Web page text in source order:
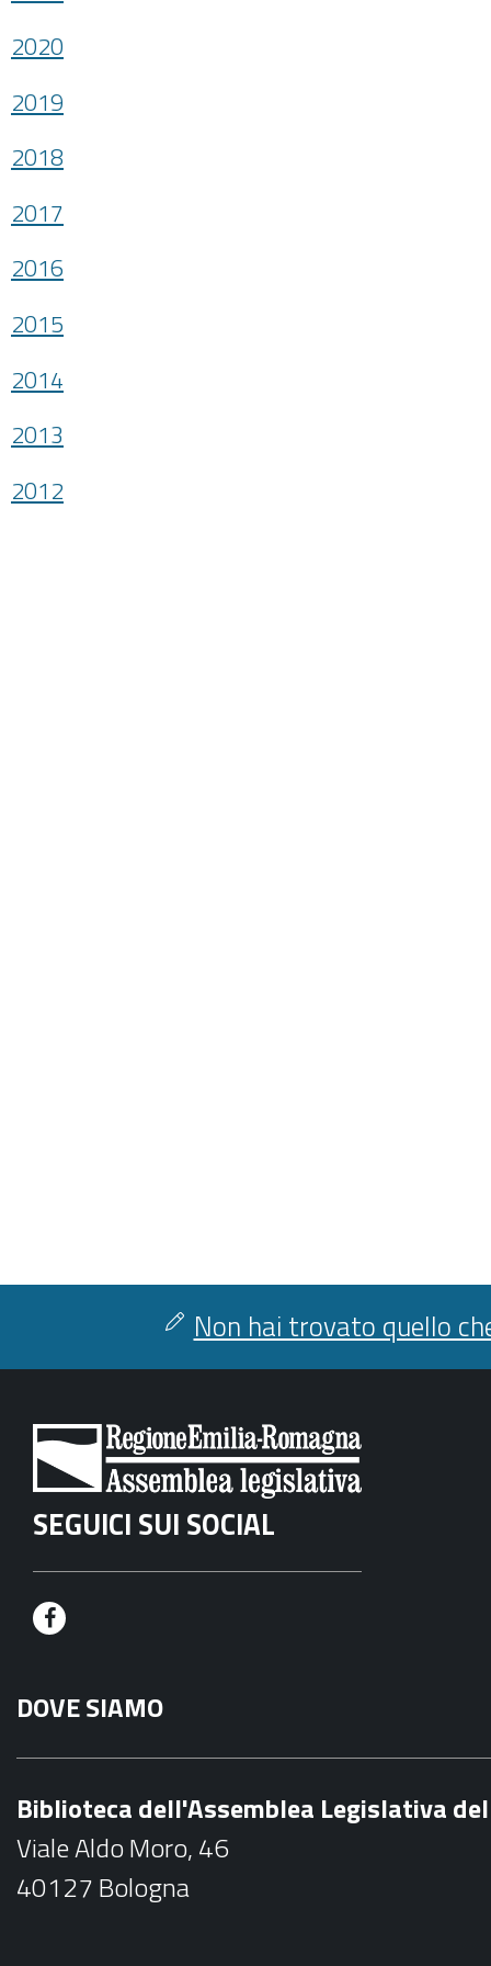
2020
2019
2018
2017
2016
2015
2014
2013
2012
Non hai trovato quello
SEGUICI SUI SOCIAL
F
c
e
o
k
DOVE SIAMO
Biblioteca dell'Assemblea Legislativa
Viale Aldo Moro, 46
40127 Bologna